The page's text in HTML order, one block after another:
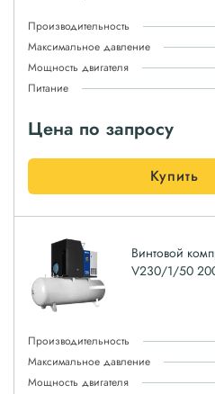
Производительность
Максимальное давление
Мощность двигателя
Питание
Цена по запросу
Купить
Винтовой
V230/1/50
Производительность
Максимальное давление
Мощность двигателя